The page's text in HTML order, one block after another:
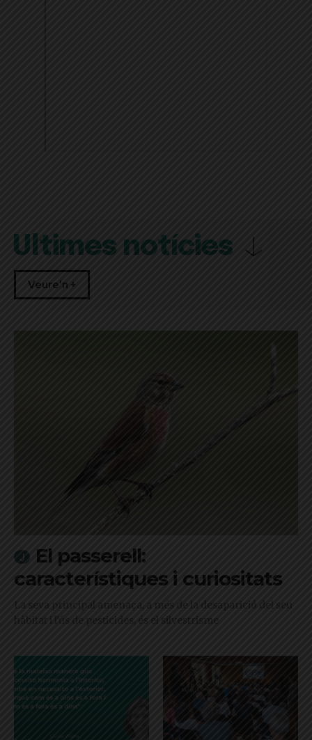
Últimes notícies
Veure'n +
El passerell:
característiques i curiositats
La seva principal amenaça, a més de la desaparició del seu
hàbitat i l'ús de pesticides, és el silvestrisme